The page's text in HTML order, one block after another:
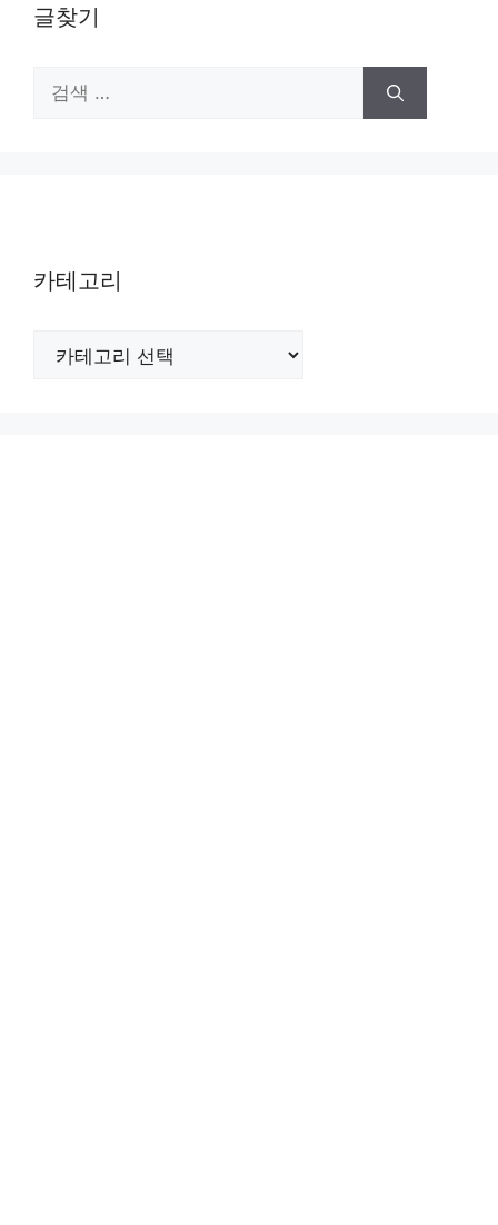
글찾기
색:
카테고리